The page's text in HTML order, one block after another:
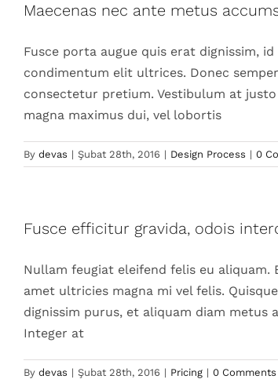
Maecenas nec ante metus
Fusce porta augue quis erat dignissim,
condimentum elit ultrices. Donec
consectetur pretium. Vestibulum at
magna maximus dui, vel lobortis
By devas | Şubat 28th, 2016 | Design Process | 0
Fusce efficitur gravida, odois
Nullam feugiat eleifend felis eu
amet ultricies magna mi vel felis.
dignissim purus, et aliquam diam
Integer at
By devas | Şubat 28th, 2016 | Pricing | 0 Comments